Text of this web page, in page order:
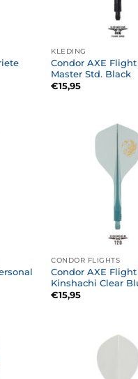
KLEDING
Condor AXE
Master Std. Black
€15,95
CONDOR FLIGHTS
Condor AXE Flight
Kinshachi Clear
€15,95